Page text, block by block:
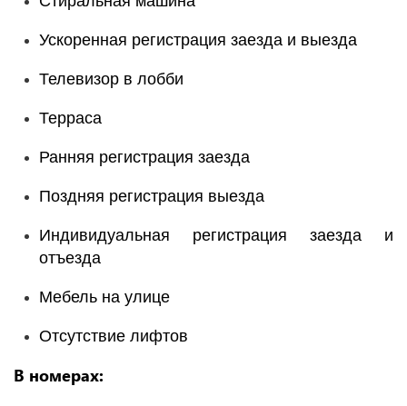
Ускоренная регистрация заезда и выезда
Телевизор в лобби
Терраса
Ранняя регистрация заезда
Поздняя регистрация выезда
Индивидуальная регистрация заезда и
отъезда
Мебель на улице
Отсутствие лифтов
В номерах: